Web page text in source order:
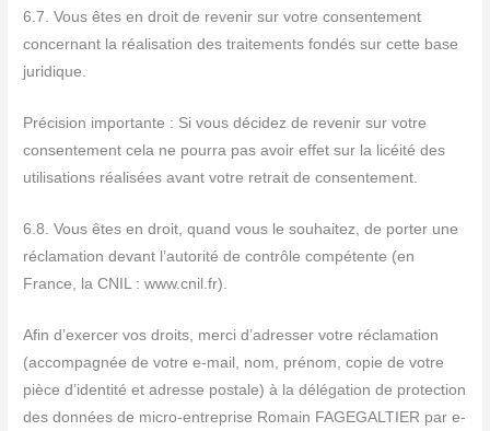
6.7. Vous êtes en droit de revenir sur votre consentement
concernant la réalisation des traitements fondés sur cette base
juridique.
Précision importante : Si vous décidez de revenir sur votre
consentement cela ne pourra pas avoir effet sur la licéité des
utilisations réalisées avant votre retrait de consentement.
6.8. Vous êtes en droit, quand vous le souhaitez, de porter une
réclamation devant l’autorité de contrôle compétente (en
France, la CNIL : www.cnil.fr).
Afin d’exercer vos droits, merci d’adresser votre réclamation
(accompagnée de votre e-mail, nom, prénom, copie de votre
pièce d’identité et adresse postale) à la délégation de protection
des données de micro-entreprise Romain FAGEGALTIER par e-